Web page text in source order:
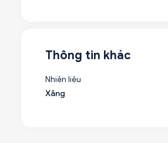
Thông tin khác
Nhiên liệu
Xăng